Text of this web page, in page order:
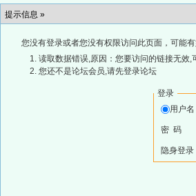
提示信息 »
您没有登录或者您没有权限访问此页面，可能
读取数据错误,原因：您要访问的链接无效
您还不是论坛会员,请先登录论坛
登录
用户名
密 码
隐身登录